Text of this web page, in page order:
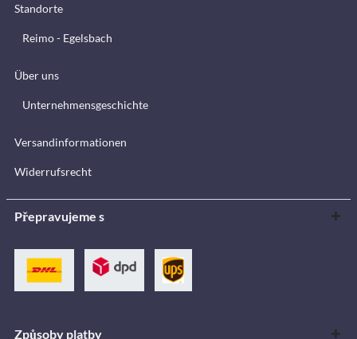
Standorte
Reimo - Egelsbach
Über uns
Unternehmensgeschichte
Versandinformationen
Widerrufsrecht
Přepravujeme s
Způsoby platby